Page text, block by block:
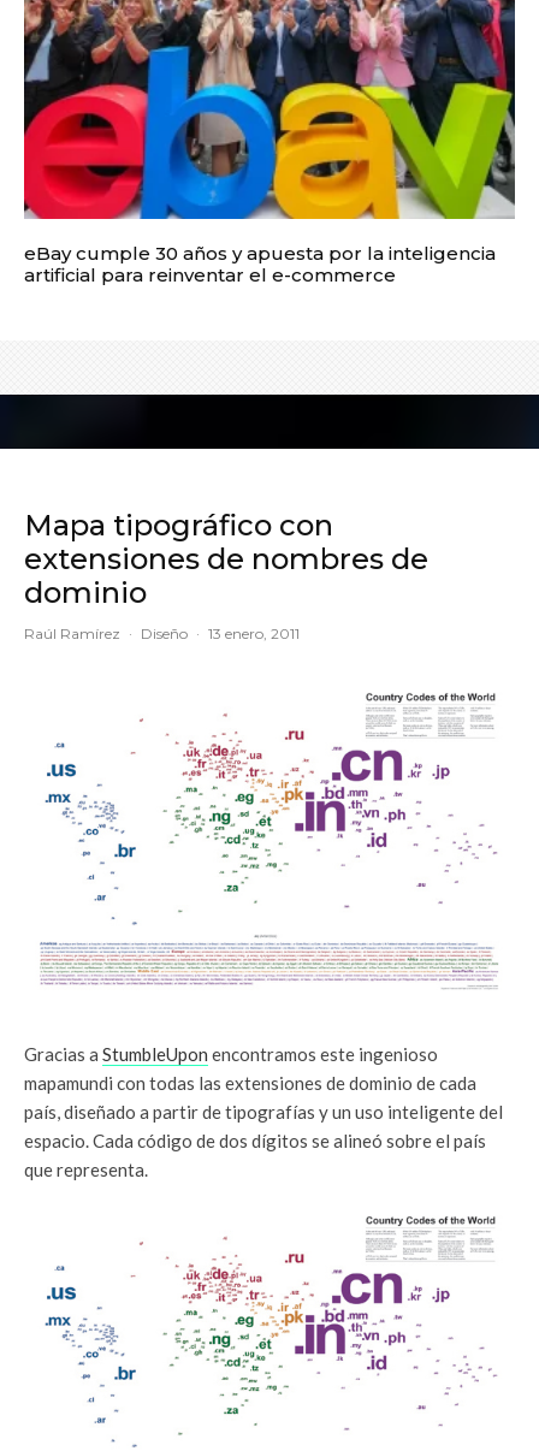
eBay cumple 30 años y apuesta por la inteligencia
artificial para reinventar el e-commerce
Mapa tipográfico con
extensiones de nombres de
dominio
Raúl Ramírez · Diseño · 13 enero, 2011
Gracias a StumbleUpon encontramos este ingenioso
mapamundi con todas las extensiones de dominio de cada
país, diseñado a partir de tipografías y un uso inteligente del
espacio. Cada código de dos dígitos se alineó sobre el país
que representa.